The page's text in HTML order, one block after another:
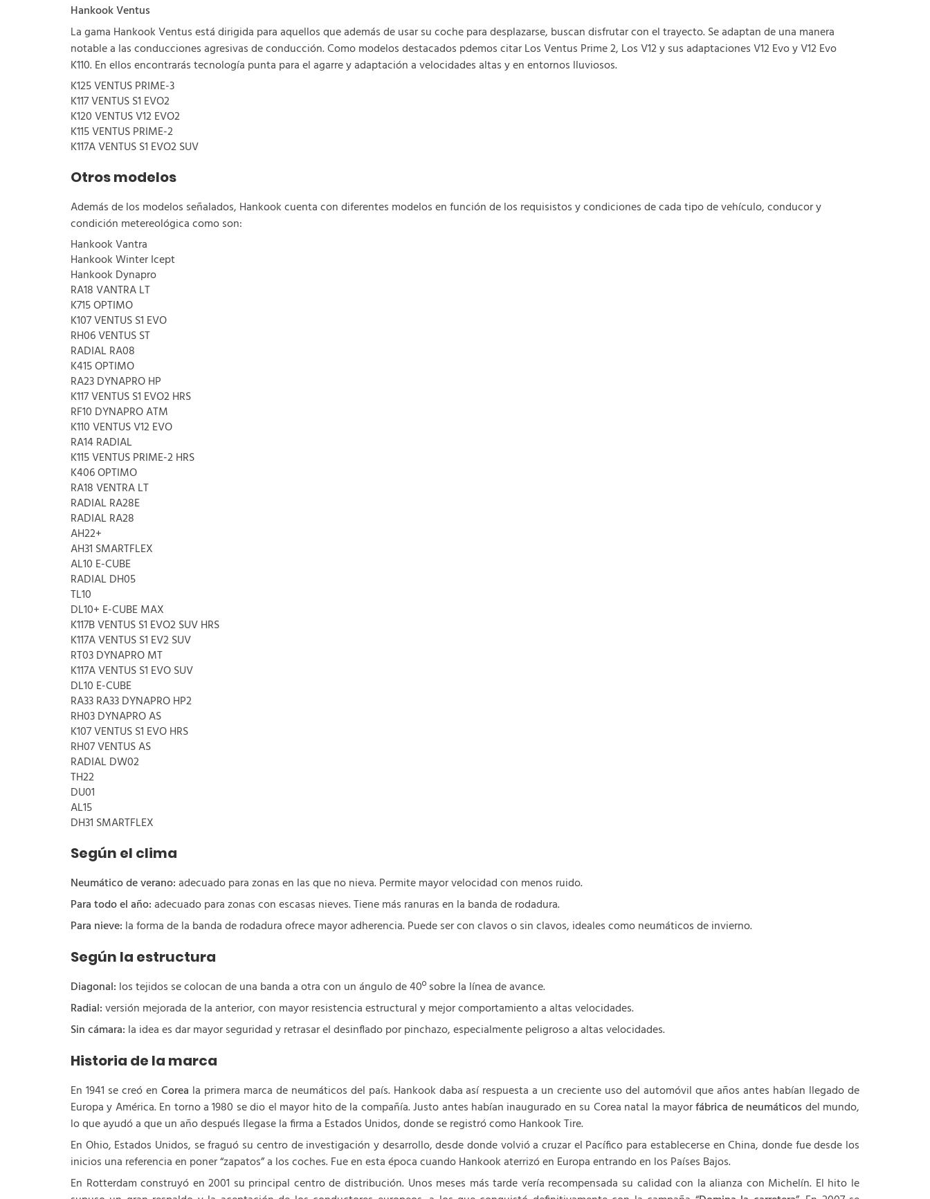
Hankook Ventus
La gama Hankook Ventus está dirigida para aquellos que además de usar su coche para desplazarse, buscan disfrutar con el trayecto. Se adaptan de una manera
notable a las conducciones agresivas de conducción. Como modelos destacados pdemos citar Los Ventus Prime 2, Los V12 y sus adaptaciones V12 Evo y V12 Evo
K110. En ellos encontrarás tecnología punta para el agarre y adaptación a velocidades altas y en entornos lluviosos.
K125 VENTUS PRIME-3
K117 VENTUS S1 EVO2
K120 VENTUS V12 EVO2
K115 VENTUS PRIME-2
K117A VENTUS S1 EVO2 SUV
Otros modelos
Además de los modelos señalados, Hankook cuenta con diferentes modelos en función de los requisistos y condiciones de cada tipo de vehículo, conducor y
condición metereológica como son:
Hankook Vantra
Hankook Winter Icept
Hankook Dynapro
RA18 VANTRA LT
K715 OPTIMO
K107 VENTUS S1 EVO
RH06 VENTUS ST
RADIAL RA08
K415 OPTIMO
RA23 DYNAPRO HP
K117 VENTUS S1 EVO2 HRS
RF10 DYNAPRO ATM
K110 VENTUS V12 EVO
RA14 RADIAL
K115 VENTUS PRIME-2 HRS
K406 OPTIMO
RA18 VENTRA LT
RADIAL RA28E
RADIAL RA28
AH22+
AH31 SMARTFLEX
AL10 E-CUBE
RADIAL DH05
TL10
DL10+ E-CUBE MAX
K117B VENTUS S1 EVO2 SUV HRS
K117A VENTUS S1 EV2 SUV
RT03 DYNAPRO MT
K117A VENTUS S1 EVO SUV
DL10 E-CUBE
RA33 RA33 DYNAPRO HP2
RH03 DYNAPRO AS
K107 VENTUS S1 EVO HRS
RH07 VENTUS AS
RADIAL DW02
TH22
DU01
AL15
DH31 SMARTFLEX
Según el clima
Neumático de verano:adecuado para zonas en las que no nieva. Permite mayor velocidad con menos ruido.
Para todo el año:adecuado para zonas con escasas nieves. Tiene más ranuras en la banda de rodadura.
Para nieve: la forma de la banda de rodadura ofrece mayor adherencia. Puede ser con clavos o sin clavos, ideales como neumáticos de invierno.
Según la estructura
Diagonal: los tejidos se colocan de una banda a otra con un ángulo de 40º sobre la línea de avance.
Radial:versión mejorada de la anterior, con mayor resistencia estructural y mejor comportamiento a altas velocidades.
Sin cámara: la idea es dar mayor seguridad y retrasar el desinflado por pinchazo, especialmente peligroso a altas velocidades.
Historia de la marca
En 1941 se creó en Corea la primera marca de neumáticos del país. Hankook daba así respuesta a un creciente uso del automóvil que años antes habían llegado de
Europa y América. En torno a 1980 se dio el mayor hito de la compañía. Justo antes habían inaugurado en su Corea natal la mayorfábrica de neumáticos del mundo,
lo que ayudó a que un año después llegase la firma a Estados Unidos, donde se registró como Hankook Tire.
En Ohio, Estados Unidos, se fraguó su centro de investigación y desarrollo, desde donde volvió a cruzar el Pacífico para establecerse en China, donde fue desde los
inicios una referencia en poner “zapatos” a los coches. Fue en esta época cuando Hankook aterrizó en Europa entrando en los Países Bajos.
En Rotterdam construyó en 2001 su principal centro de distribución. Unos meses más tarde vería recompensada su calidad con la alianza con Michelín. El hito le